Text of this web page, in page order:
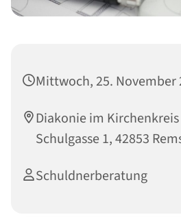
Mittwoch, 25. November
Diakonie im
Schulgasse 1, 42853
Schuldnerberatung